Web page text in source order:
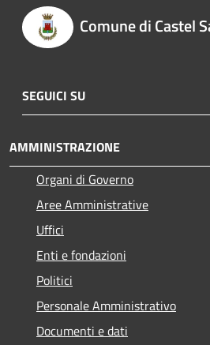
Comune di Castel
SEGUICI SU
AMMINISTRAZIONE
Organi di Governo
Aree Amministrative
Uffici
Enti e fondazioni
Politici
Personale Amministrativo
Documenti e dati